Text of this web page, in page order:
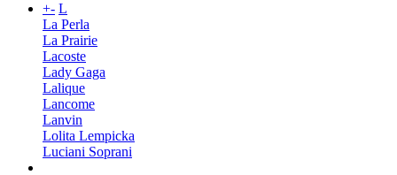
+- L
La Perla
La Prairie
Lacoste
Lady Gaga
Lalique
Lancome
Lanvin
Lolita Lempicka
Luciani Soprani